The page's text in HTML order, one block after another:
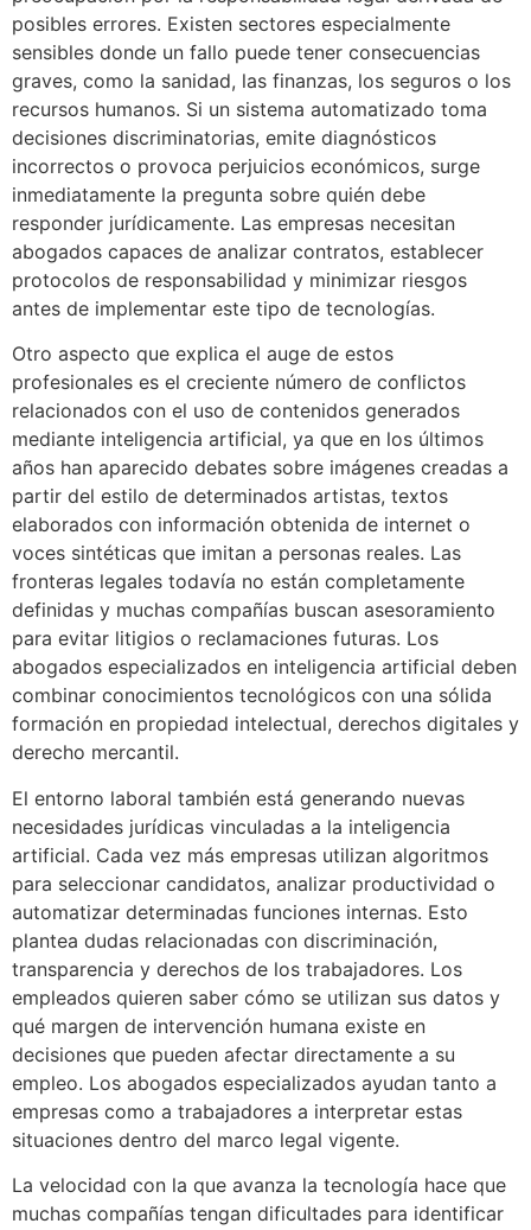
posibles errores. Existen sectores especialmente
sensibles donde un fallo puede tener consecuencias
graves, como la sanidad, las finanzas, los seguros o los
recursos humanos. Si un sistema automatizado toma
decisiones discriminatorias, emite diagnósticos
incorrectos o provoca perjuicios económicos, surge
inmediatamente la pregunta sobre quién debe
responder jurídicamente. Las empresas necesitan
abogados capaces de analizar contratos, establecer
protocolos de responsabilidad y minimizar riesgos
antes de implementar este tipo de tecnologías.
Otro aspecto que explica el auge de estos
profesionales es el creciente número de conflictos
relacionados con el uso de contenidos generados
mediante inteligencia artificial, ya que en los últimos
años han aparecido debates sobre imágenes creadas a
partir del estilo de determinados artistas, textos
elaborados con información obtenida de internet o
voces sintéticas que imitan a personas reales. Las
fronteras legales todavía no están completamente
definidas y muchas compañías buscan asesoramiento
para evitar litigios o reclamaciones futuras. Los
abogados especializados en inteligencia artificial deben
combinar conocimientos tecnológicos con una sólida
formación en propiedad intelectual, derechos digitales y
derecho mercantil.
El entorno laboral también está generando nuevas
necesidades jurídicas vinculadas a la inteligencia
artificial. Cada vez más empresas utilizan algoritmos
para seleccionar candidatos, analizar productividad o
automatizar determinadas funciones internas. Esto
plantea dudas relacionadas con discriminación,
transparencia y derechos de los trabajadores. Los
empleados quieren saber cómo se utilizan sus datos y
qué margen de intervención humana existe en
decisiones que pueden afectar directamente a su
empleo. Los abogados especializados ayudan tanto a
empresas como a trabajadores a interpretar estas
situaciones dentro del marco legal vigente.
La velocidad con la que avanza la tecnología hace que
muchas compañías tengan dificultades para identificar